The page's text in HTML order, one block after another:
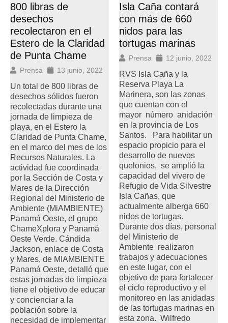
800 libras de
desechos
recolectaron en el
Estero de la Claridad
de Punta Chame
Prensa 13 junio, 2022
Un total de 800 libras de
desechos sólidos fueron
recolectadas durante una
jornada de limpieza de
playa, en el Estero la
Claridad de Punta Chame,
en el marco del mes de los
Recursos Naturales. La
actividad fue coordinada
por la Sección de Costa y
Mares de la Dirección
Regional del Ministerio de
Ambiente (MiAMBIENTE)
Panamá Oeste, el grupo
ChameXplora y Panamá
Oeste Verde. Cándida
Jackson, enlace de Costa
y Mares, de MIAMBIENTE
Panamá Oeste, detalló que
estas jornadas de limpieza
tiene el objetivo de educar
y concienciar a la
población sobre la
necesidad de implementar
Isla Caña contará
con más de 660
nidos para las
tortugas marinas
Prensa 12 junio, 2022
RVS Isla Caña y la
Reserva Playa La
Marinera, son las zonas
que cuentan con el
mayor número anidación
en la provincia de Los
Santos. Para habilitar un
espacio propicio para el
desarrollo de nuevos
quelonios, se amplió la
capacidad del vivero de
Refugio de Vida Silvestre
Isla Cañas, que
actualmente alberga 660
nidos de tortugas.
Durante dos días, personal
del Ministerio de
Ambiente realizaron
trabajos y adecuaciones
en este lugar, con el
objetivo de para fortalecer
el ciclo reproductivo y el
monitoreo en las anidadas
de las tortugas marinas en
esta zona. Wilfredo